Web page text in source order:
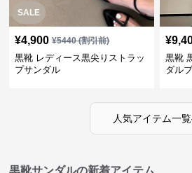
SALE
¥4,900 ¥5440(割引前)
黒靴 レディース黒尖りストラッ
プサンダル
¥
黒靴
ダル
人気アイテム一
黒靴サンダルの新着アイテム